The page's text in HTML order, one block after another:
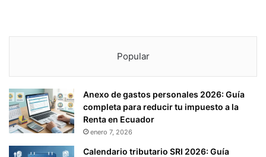
Popular
Anexo de gastos personales 2026: Guía
completa para reducir tu impuesto a la
Renta en Ecuador
enero 7, 2026
Calendario tributario SRI 2026: Guía